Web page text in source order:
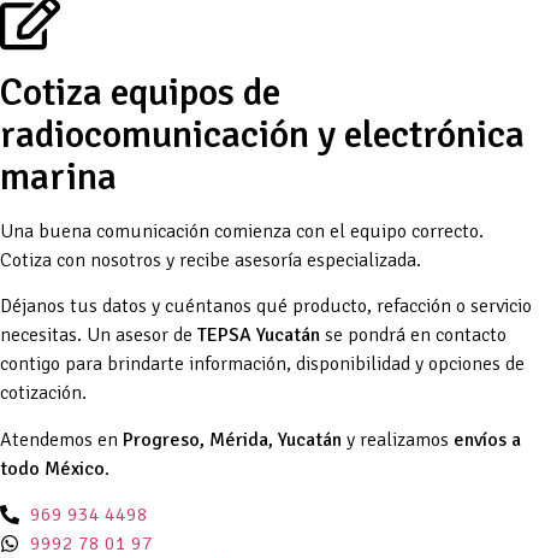
Cotiza equipos de
radiocomunicación y electrónica
marina
Una buena comunicación comienza con el equipo correcto.
Cotiza con nosotros y recibe asesoría especializada.
Déjanos tus datos y cuéntanos qué producto, refacción o servicio
necesitas. Un asesor de TEPSA Yucatán se pondrá en contacto
contigo para brindarte información, disponibilidad y opciones de
cotización.
Atendemos en Progreso, Mérida, Yucatán y realizamos envíos a
todo México.
969 934 4498
9992 78 01 97